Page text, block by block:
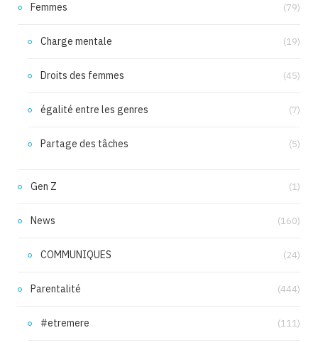
Femmes (79)
Charge mentale (19)
Droits des femmes (45)
égalité entre les genres (7)
Partage des tâches (5)
Gen Z (1)
News (160)
COMMUNIQUES (24)
Parentalité (444)
#etremere (111)